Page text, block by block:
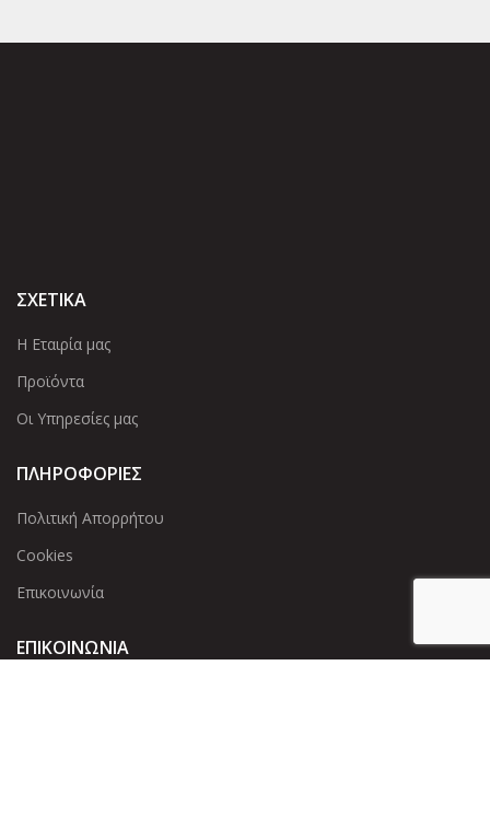
ΣΧΕΤΙΚΑ
Η Εταιρία μας
Προϊόντα
Οι Υπηρεσίες μας
ΠΛΗΡΟΦΟΡΙΕΣ
Πολιτική Απορρήτου
Cookies
Επικοινωνία
ΕΠΙΚΟΙΝΩΝΊΑ